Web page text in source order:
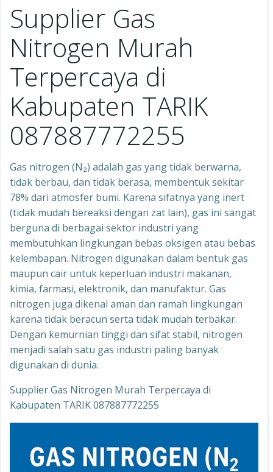
Supplier Gas
Nitrogen Murah
Terpercaya di
Kabupaten TARIK
087887772255
Gas nitrogen (N₂) adalah gas yang tidak berwarna,
tidak berbau, dan tidak berasa, membentuk sekitar
78% dari atmosfer bumi. Karena sifatnya yang inert
(tidak mudah bereaksi dengan zat lain), gas ini sangat
berguna di berbagai sektor industri yang
membutuhkan lingkungan bebas oksigen atau bebas
kelembapan. Nitrogen digunakan dalam bentuk gas
maupun cair untuk keperluan industri makanan,
kimia, farmasi, elektronik, dan manufaktur. Gas
nitrogen juga dikenal aman dan ramah lingkungan
karena tidak beracun serta tidak mudah terbakar.
Dengan kemurnian tinggi dan sifat stabil, nitrogen
menjadi salah satu gas industri paling banyak
digunakan di dunia.
Supplier Gas Nitrogen Murah Terpercaya di
Kabupaten TARIK 087887772255